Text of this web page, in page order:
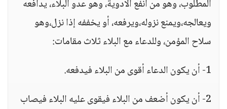
المطلوب، وهو من أنفع الأدوية، وهو عدو البلاء، يدافعه
ويعالجه،ويمنع نزوله،ويرفعه، أو يخففه إذا نزل،وهو
سلاح المؤمن، وللدعاء مع البلاء ثلاث مقامات:
1- أن يكون الدعاء أقوى من البلاء فيدفعه.
2- أن يكون أضعف من البلاء فيقوى عليه البلاء فيصاب